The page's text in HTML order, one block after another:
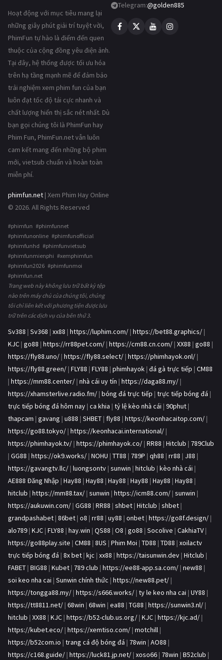
Hoạt động với mục tiêu mang lại
những giây phút giải trí tuyệt vời,
PhimFun tự hào là điểm đến quen
thuộc của cộng đồng yêu điện ảnh.
Tại đây, hệ thống được tối ưu hóa
trên hạ tầng mạnh mẽ để đảm bảo
trải nghiệm xem phim fun của bạn
luôn đạt tốc độ tải cực nhanh và
chất lượng hiển thị sắc nét nhất. Dù
bạn gọi chúng tôi là PhimFun hay
Phim Fun, PhimFun.net vẫn luôn
cam kết mang đến những bộ phim
mới, vietsub chuẩn và hoàn toàn
miễn phí.
phimfun.net | Xem Phim Hay Online
© 2026. All Rights Reserved
#phimfun #phimfunnet
#phimfunonline #phimfunofficial
#phimfunhd #phimfunvietsub
#phimfunmienphi #xemphimfun
#phimfun2026 #phimfunmoi
#phimfun.net
Trang web này không lưu trữ bất kỳ tệp
nào trên máy chủ của chúng tôi, chúng
tôi chỉ liên kết với phương tiện được lưu
trữ trên các dịch vụ của bên thứ 3.
Telegram:@golden885
Sv388 | Sv368 | xx88 | https://luphim.com/ | https://bet88.graphics/ |
KJC | go88 | https://rr88pet.com/ | https://cm88.cn.com/ | XX88 | go88 |
https://fly88.uno/ | https://fly88.select/ | https://phimhayok.onl/ |
https://fly88.green/ | FLY88 | FLY88 | phimhayok | đá gà trực tiếp | CM88
| https://mm88.center/ | nhà cái uy tín | https://daga88.my/ |
https://xhamsterlive.radio.fm/ | bóng đá trực tiếp | trực tiếp bóng đá |
trực tiếp bóng đá hôm nay | ca khia | tỷ lệ kèo nhà cái | 90phut |
thapcam | gavang | u888 | SHBET | fly88 | https://keonhacaitop.com/ |
https://go88.tokyo/ | https://keonhacai.international/ |
https://phimhayok.tv/ | https://phimhayok.co/ | RR88 | Hitclub | 789Club
| GG88 | https://ok9.works/ | NOHU | TT88 | 789P | qh88 | rr88 | J88 |
https://gavangtv.llc/ | luongsontv | sunwin | hitclub | kèo nhà cái |
AE888 Đăng Nhập | Hay88 | Hay88 | Hay88 | Hay88 | Hay88 | Hay88 |
hitclub | https://mm88.tax/ | sunwin | https://icm88.com/ | sunwin |
https://aukuwin.com/ | GG88 | RR88 | shbet | Hitclub | shbet |
grandpashabet | 86bet | o8 | rr88 | uy88 | onbet | https://go8f.design/ |
alo789 | KJC | FLY88 | hay.win | QS88 | O8 | go88 | Socolive | CakhiaTV |
https://go88play.site | CM88 | 8US | Phim Moi | TD88 | TD88 | xoilactv
trực tiếp bóng đá | 8x bet | kjc | xx88 | https://taisunwin.dev | Hitclub |
FABET | BIG88 | Kubet | 789 club | https://ee88-app.sa.com/ | new88 |
soi keo nha cai | Sunwin chính thức | https://new88.pet/ |
https://tongga88.my/ | https://s666.works/ | ty le keo nha cai | UY88 |
https://tt8811.net/ | 68win | 68win | ea88 | TG88 | https://sunwin3.nl/ |
hitclub | XX88 | KJC | https://b52-club.us.org/ | KJC | https://kjc.ad/ |
https://kubet.eco/ | https://xemtiso.com/ | motchill |
https://b52com.io | trang cá độ bóng đá | 78win | AO88 |
https://c168.guide/ | https://luck81.jp.net/ | xoso66 | 78win | B52club |